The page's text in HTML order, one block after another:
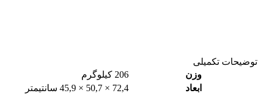
توضیحات تکمیلی
وزن
206 کیلوگرم
ابعاد
72,4 × 50,7 × 45,9 سانتیمتر